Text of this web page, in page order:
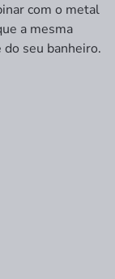
com o metal
a mesma
seu banheiro.